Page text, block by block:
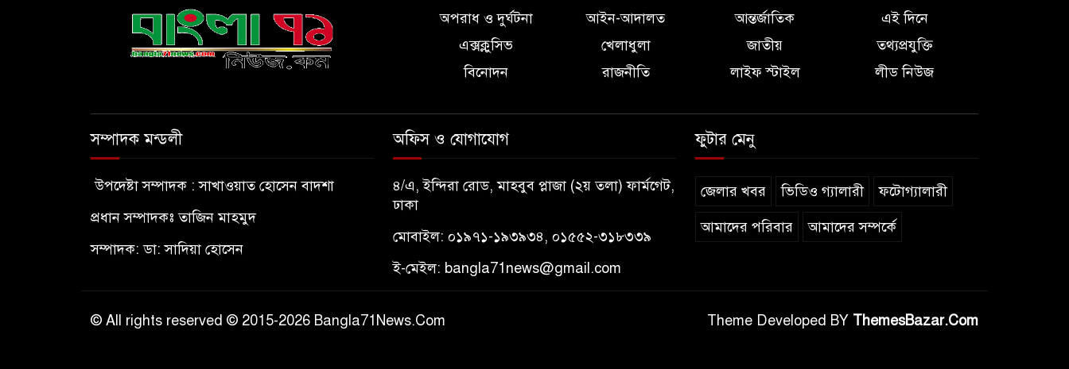
অপরাধ ও দুর্ঘটনা আইন-আদালত আন্তর্জাতিক
এই দিনে
এক্সক্লুসিভ
খেলাধুলা জাতীয়
তথ্যপ্রযুক্তি
বিনোদন
রাজনীতি লাইফ স্টাইল লীড নিউজ
সম্পাদক মন্ডলী
উপদেষ্টা সম্পাদক : সাখাওয়াত হোসেন বাদশা
প্রধান সম্পাদকঃ তাজিন মাহমুদ
সম্পাদক: ডা: সাদিয়া হোসেন
অফিস ও যোগাযোগ
৪/এ, ইন্দিরা রোড, মাহবুব প্লাজা (২য় তলা) ফার্মগেট,
ঢাকা
মোবাইল: ০১৯৭১-১৯৩৯৩৪, ০১৫৫২-৩১৮৩৩৯
ই-মেইল: bangla71news@gmail.com
ফুটার মেনু
জেলার খবর ভিডিও গ্যালারী ফটোগ্যালারী
আমাদের পরিবার আমাদের সম্পর্কে
© All rights reserved © 2015-2026 Bangla71News.Com Theme Developed BY ThemesBazar.Com